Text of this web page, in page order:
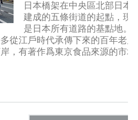
日本橋架在中央區北部日本
建成的五條街道的起點，現
是日本所有道路的基點地。
從江戶時代承傳下來的百年老
，有著作爲東京食品來源的市